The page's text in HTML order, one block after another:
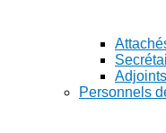
Personnels